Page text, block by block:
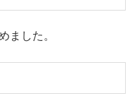
ました。